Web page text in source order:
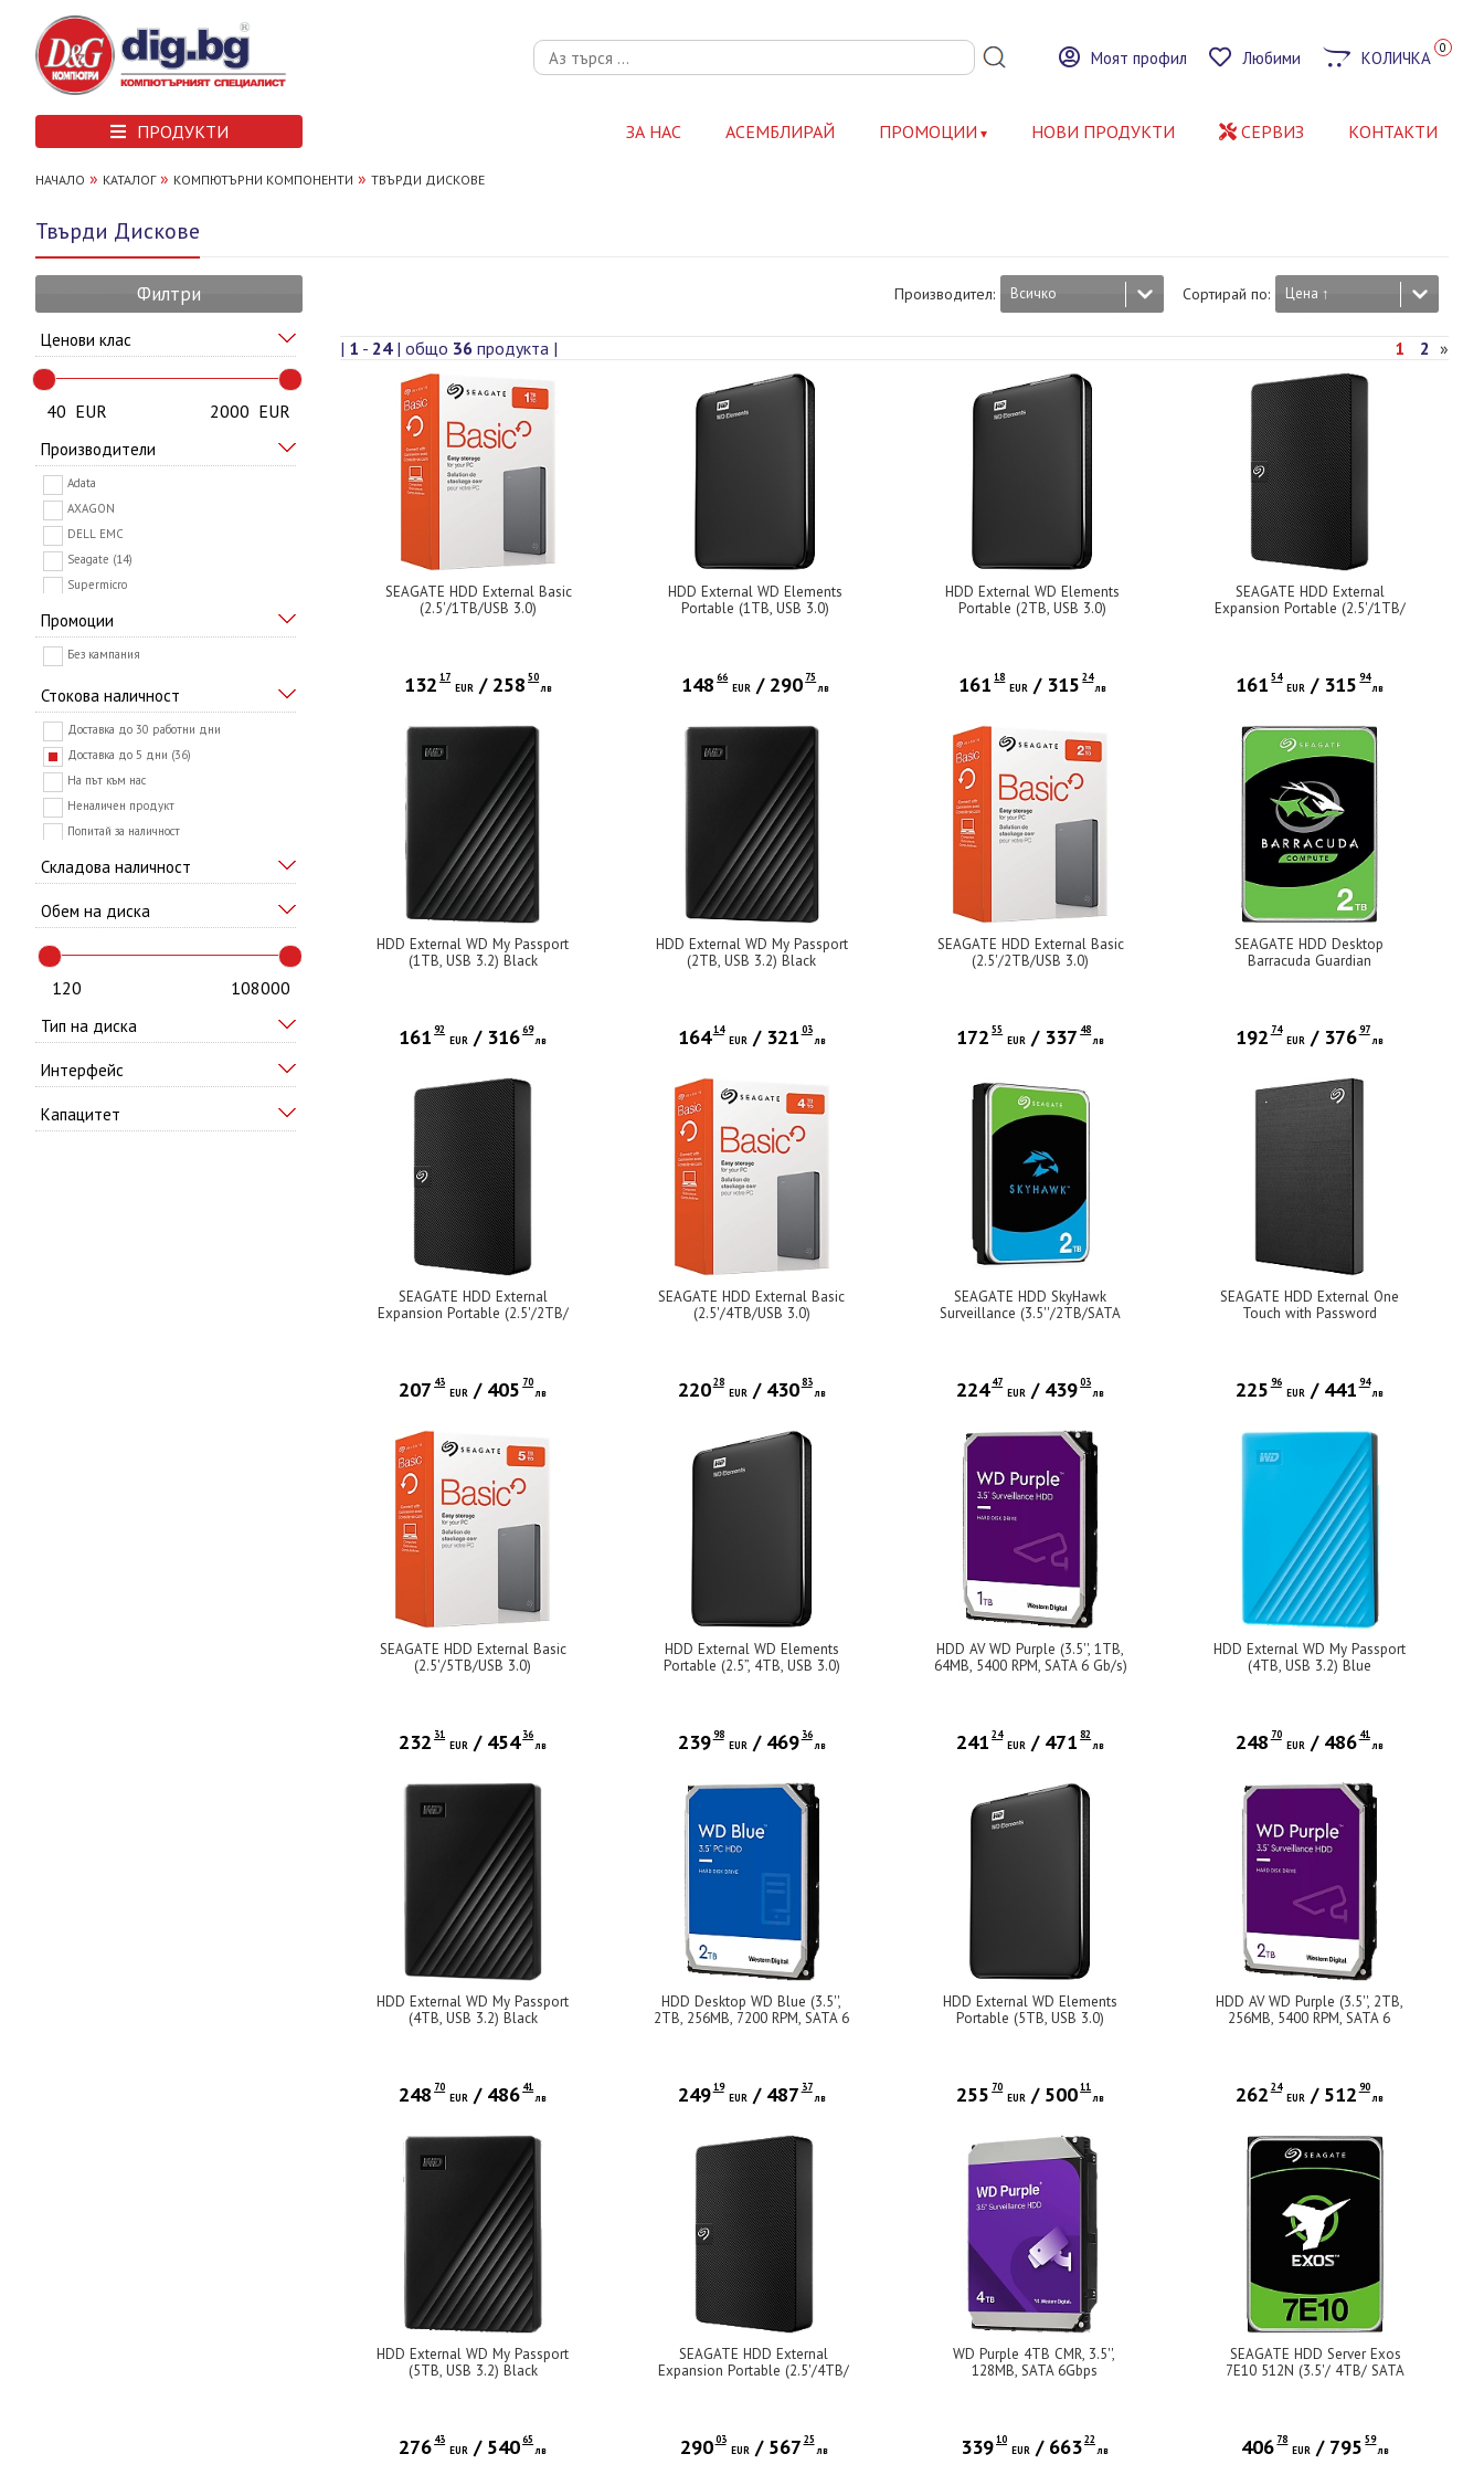
Моят профил Любими КОЛИЧКА 0
ПРОДУКТИ ЗА НАС АСЕМБЛИРАЙ ПРОМОЦИИ НОВИ ПРОДУКТИ СЕРВИЗ КОНТАКТИ
НАЧАЛО » КАТАЛОГ» КОМПЮТЪРНИ КОМПОНЕНТИ » ТВЪРДИ ДИСКОВЕ
Твърди Дискове
Филтри
Ценови клас
40 EUR 2000 EUR
Производители
Adata
AXAGON
DELL EMC
Seagate (14)
Supermicro
Transcend
Western Digital (22)
Промоции
Без кампания
Стокова наличност
Доставка до 30 работни дни
Доставка до 5 дни (36)
На път към нас
Неналичен продукт
Попитай за наличност
Складова наличност
Обем на диска
120 108000
Тип на диска
Интерфейс
Капацитет
Сортирай по: Цена ↑
Производител: Всичко
| 1 - 24| общо 36 продукта | 1 2 »
SEAGATE HDD External Basic
(2.5'/1TB/USB 3.0)
132 17
EUR / 258 50
лв
HDD External WD Elements
Portable (1TB, USB 3.0)
148 66
EUR / 290 75
лв
HDD External WD Elements
Portable (2TB, USB 3.0)
161 18
EUR / 315 24
лв
SEAGATE HDD External
Expansion Portable (2.5'/1TB/
161 54
EUR / 315 94
лв
HDD External WD My Passport
(1TB, USB 3.2) Black
161 92
EUR / 31669
лв
HDD External WD My Passport
(2TB, USB 3.2) Black
164 14
EUR/ 321 03
лв
SEAGATE HDD External Basic
(2.5'/2TB/USB 3.0)
172 55
EUR / 337 48
лв
SEAGATE HDD Desktop
Barracuda Guardian
192 74
EUR/ 376 97
лв
SEAGATE HDD External
Expansion Portable (2.5'/2TB/
207 43
EUR / 405 70
лв
SEAGATE HDD External Basic
(2.5'/4TB/USB 3.0)
220 28
EUR/ 430 83
лв
SEAGATE HDD SkyHawk
Surveillance (3.5''/2TB/SATA
224 47
EUR / 43903
лв
SEAGATE HDD External One
Touch with Password
225 96
EUR/ 441 94
лв
SEAGATE HDD External Basic
(2.5'/5TB/USB 3.0)
232 31
EUR / 454 36
лв
HDD External WD Elements
Portable (2.5”, 4TB, USB 3.0)
239 98
EUR/ 469 36
лв
HDD AV WD Purple (3.5'', 1TB,
64MB, 5400 RPM, SATA 6 Gb/s)
241 24
EUR / 471 82
лв
HDD External WD My Passport
(4TB, USB 3.2) Blue
248 70
EUR/ 486 41
лв
HDD External WD My Passport
(4TB, USB 3.2) Black
248 70
EUR / 486 41
лв
HDD Desktop WD Blue (3.5'',
2TB, 256MB, 7200 RPM, SATA 6
249 19
EUR/ 487 37
лв
HDD External WD Elements
Portable (5TB, USB 3.0)
255 70
EUR / 50011
лв
HDD AV WD Purple (3.5'', 2TB,
256MB, 5400 RPM, SATA 6
262 24
EUR/ 512 90
лв
HDD External WD My Passport
(5TB, USB 3.2) Black
276 43
EUR / 54065
лв
SEAGATE HDD External
Expansion Portable (2.5'/4TB/
290 03
EUR/ 567 25
лв
WD Purple 4TB CMR, 3.5'',
128MB, SATA 6Gbps
33910
EUR/ 66322
лв
SEAGATE HDD Server Exos
7E10 512N (3.5'/ 4TB/ SATA
406 78
EUR / 795 59
лв